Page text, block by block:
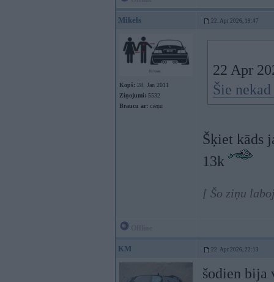
Mikels 22. Apr 2026, 19:47
Kopš: 28. Jan 2011
Ziņojumi: 5532
Braucu ar: cieņu
22 Apr
Šie
Šķiet kāds
13k
[ Šo ziņu
KM 22. Apr 2026, 22:13
šodien bija